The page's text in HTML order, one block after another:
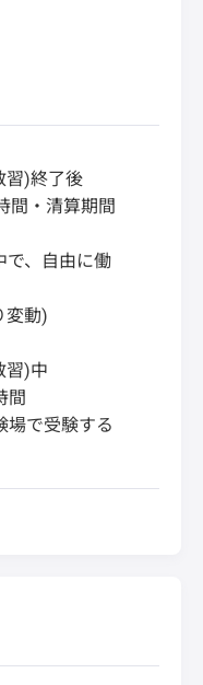
習)終了後
間・清算期間
で、自由に働
変動)
習)中
間
場で受験する